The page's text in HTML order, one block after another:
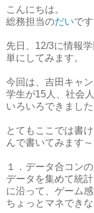
こんにちは。
総務担当のだいです
先日、12/3に情報
単にしてみます。
今回は、吉田キャ
学生が15人、社会
いろいろできました
とてもここでは書
んで書いてみます～
１．データ合コン
データを集めて統
に沿って、ゲーム
ちょっとマネでき